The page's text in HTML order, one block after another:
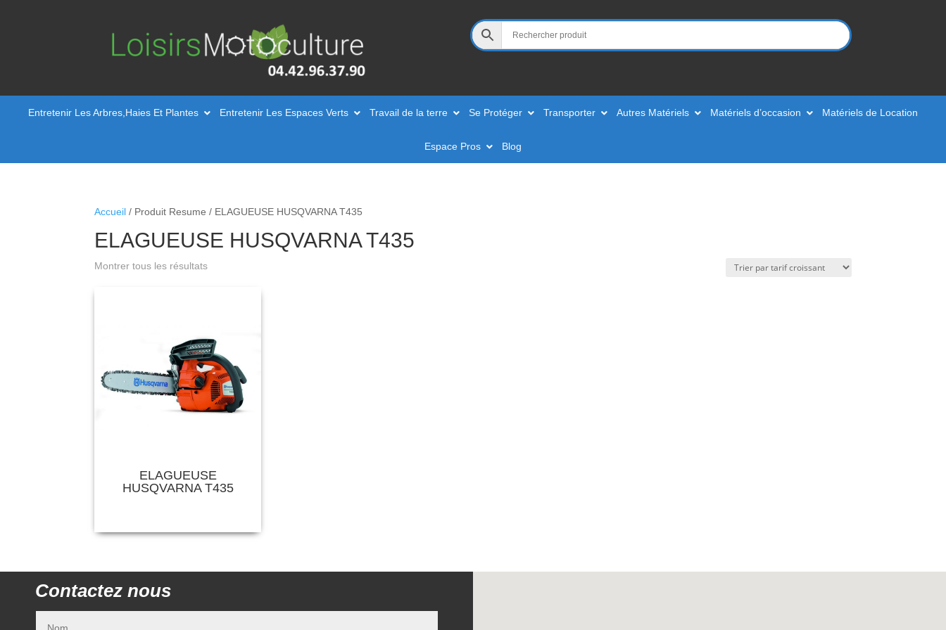
Entretenir Les Arbres,Haies Et Plantes Entretenir Les Espaces Verts Travail de la terre Se Protéger Transporter Autres Matériels Matériels d’occasion Matériels de Location
Espace Pros Blog
Accueil / Produit Resume / ELAGUEUSE HUSQVARNA T435
ELAGUEUSE HUSQVARNA T435
Montrer tous les résultats
ELAGUEUSE
HUSQVARNA T435
Contactez nous